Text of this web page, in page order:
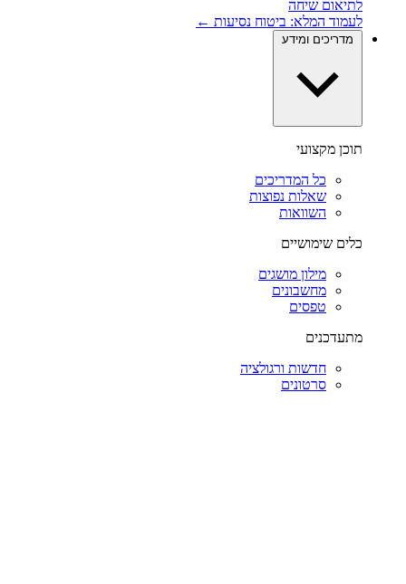
לתיאום שיחה
לעמוד המלא: ביטוח נסיעות ←
מדריכים ומידע
תוכן מקצועי
כל המדריכים
שאלות נפוצות
השוואות
כלים שימושיים
מילון מושגים
מחשבונים
טפסים
מתעדכנים
חדשות ורגולציה
סרטונים